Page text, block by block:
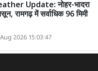
Update: नोहर-भादरा
रामगढ़ में सर्वाधिक 96 मिमी
2026 15:03:47